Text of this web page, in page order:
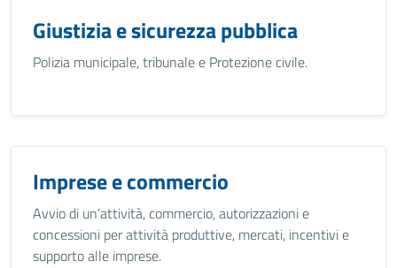
Giustizia e sicurezza pubblica
Polizia municipale, tribunale e Protezione civile.
Imprese e commercio
Avvio di un’attività, commercio, autorizzazioni e
concessioni per attività produttive, mercati, incentivi e
supporto alle imprese.